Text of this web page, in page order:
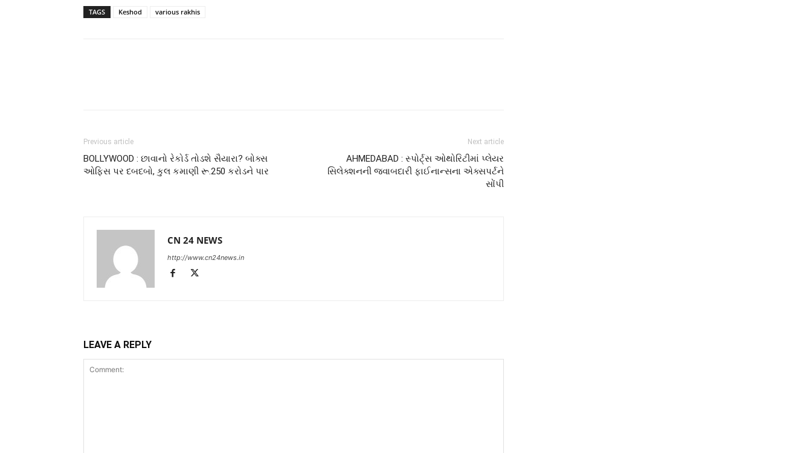
TAGS Keshod various rakhis
Previous article
BOLLYWOOD : છાવાનો રેકોર્ડ તોડશે સૈયારા? બોક્સ
ઓફિસ પર દબદબો, કુલ કમાણી રૂ.250 કરોડને પાર
Next article
AHMEDABAD : સ્પોર્ટ્સ ઓથોરિટીમાં પ્લેયર
સિલેક્શનની જવાબદારી ફાઈનાન્સના એક્સપર્ટને
સોંપી
CN 24 NEWS
http://www.cn24news.in
LEAVE A REPLY